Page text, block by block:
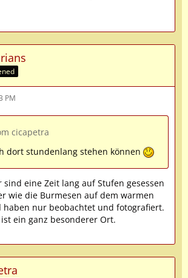
PM
cicapetra
dort stundenlang stehen können
sind eine Zeit lang auf Stufen gesessen
wie die Burmesen auf dem warmen
haben nur beobachtet und fotografiert.
ein ganz besonderer Ort.